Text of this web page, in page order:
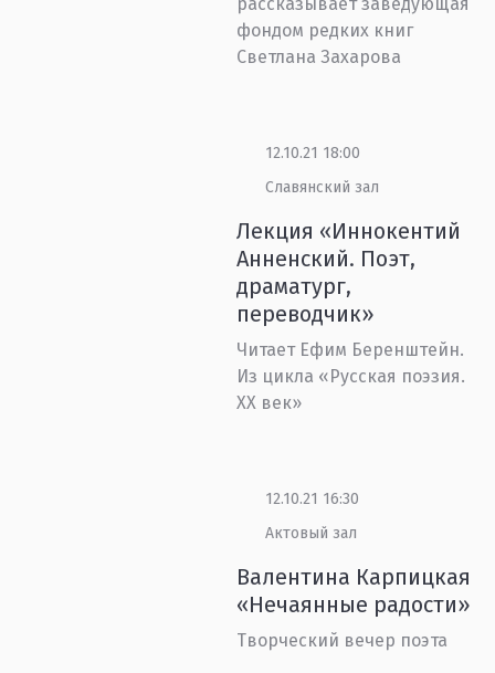
фондом редких книг
Светлана Захарова
12.10.21 18:00
Славянский зал
Лекция «Иннокентий
Анненский. Поэт,
драматург,
переводчик»
Читает Ефим Беренштейн.
Из цикла «Русская поэзия.
XX век»
12.10.21 16:30
Актовый зал
Валентина Карпицкая
«Нечаянные радости»
Творческий вечер поэта